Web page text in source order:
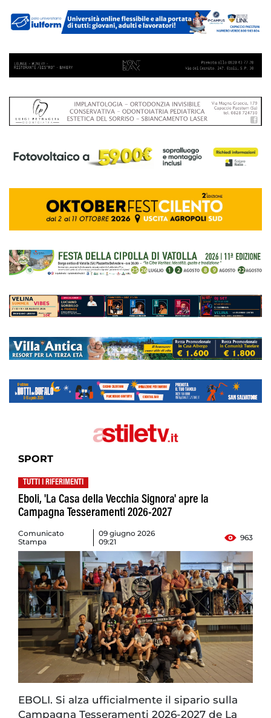
SPORT
TUTTI I RIFERIMENTI
Eboli, 'La Casa della Vecchia Signora' apre la
Campagna Tesseramenti 2026-2027
Comunicato
Stampa
09 giugno 2026
09:21
963
EBOLI. Si alza ufficialmente il sipario sulla
Campagna Tesseramenti 2026-2027 de La